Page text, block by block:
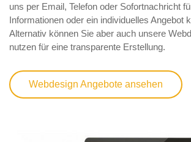
uns per Email, Telefon oder Sofortnachricht
Informationen oder ein individuelles Angebot
Alternativ können Sie aber auch unsere
nutzen für eine transparente Erstellung.
Webdesign Angebote ansehen